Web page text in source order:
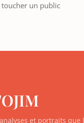
un public
et portraits